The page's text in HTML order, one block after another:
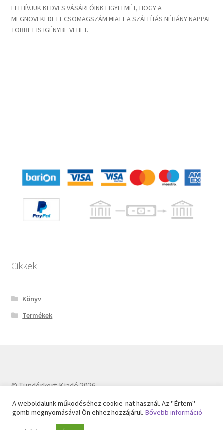
FELHÍVJUK KEDVES VÁSÁRLÓINK FIGYELMÉT, HOGY A
MEGNÖVEKEDETT CSOMAGSZÁM MIATT A SZÁLLÍTÁS NÉHÁNY NAPPAL
TÖBBET IS IGÉNYBE VEHET.
Cikkek
Könyv
Termékek
© Tündérkert Kiadó 2026
Built with WooCommerce
A weboldalunk működéséhez cookie-nat használ. Az "Értem"
gomb megnyomásával Ön ehhez hozzájárul. Bővebb információ